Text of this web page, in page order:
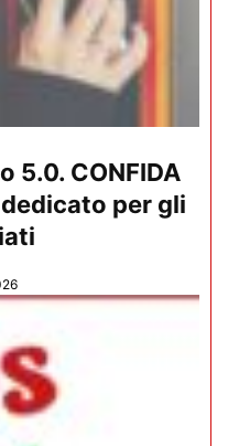
5.0. CONFIDA
per gli